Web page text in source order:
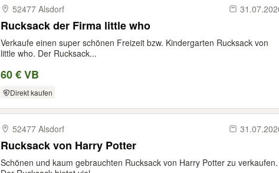
52477 Alsdorf
Rucksack der Firma little who
Verkaufe einen super schönen Freizeit bzw. Kindergarten Rucksack von
little who. Der Rucksack...
60 € VB
Direkt kaufen
52477 Alsdorf
Rucksack von Harry Potter
Schönen und kaum gebrauchten Rucksack von Harry Potter zu verkaufen.